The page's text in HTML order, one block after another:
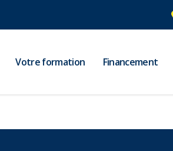
Votre formation Financement